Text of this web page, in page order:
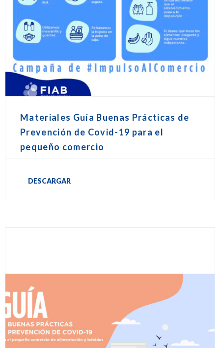
Materiales Guía Buenas Prácticas de
Prevención de Covid-19 para el
pequeño comercio
DESCARGAR